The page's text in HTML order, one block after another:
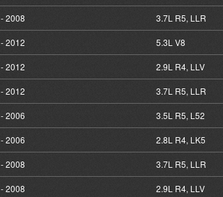
2008 3.7L R5, LLR
2012 5.3L V8
2012 2.9L R4, LLV
2012 3.7L R5, LLR
2006 3.5L R5, L52
2006 2.8L R4, LK5
2008 3.7L R5, LLR
2008 2.9L R4, LLV